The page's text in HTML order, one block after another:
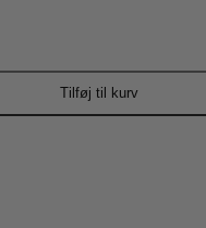
Tilføj til kurv